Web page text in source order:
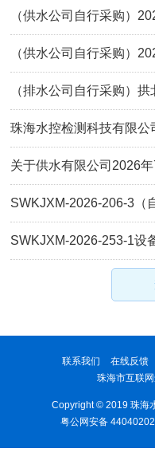
库以及南屏水库大坝综
（供水公司自行采购）
间3#、4#号离心机大保
（供水公司自行采购）
杆泵配件采购项目中标公
（排水公司自行采购）
净化厂废旧膜组器资产评
珠海水控检测科技有限公
成交公告
关于供水有限公司2026
目公示
SWKJXM-2026-206-3（
成交公告
SWKJXM-2026-253-1设
联系我们 在线反馈
珠海市互联
Copyright © 2019 珠海
粤公网安备